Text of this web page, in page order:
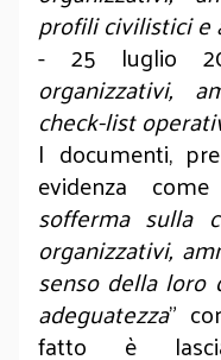
profili civilistici e
- 25 luglio
organizzativi,
check-list
I documenti,
evidenza
sofferma sulla
organizzativi,
senso della loro
adeguatezza”
fatto è